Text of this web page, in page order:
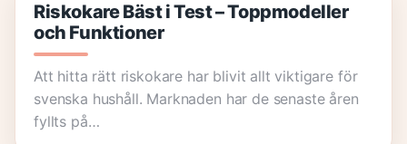
Riskokare Bäst i Test – Toppmodeller
och Funktioner
Att hitta rätt riskokare har blivit allt viktigare för
svenska hushåll. Marknaden har de senaste åren
fyllts på…